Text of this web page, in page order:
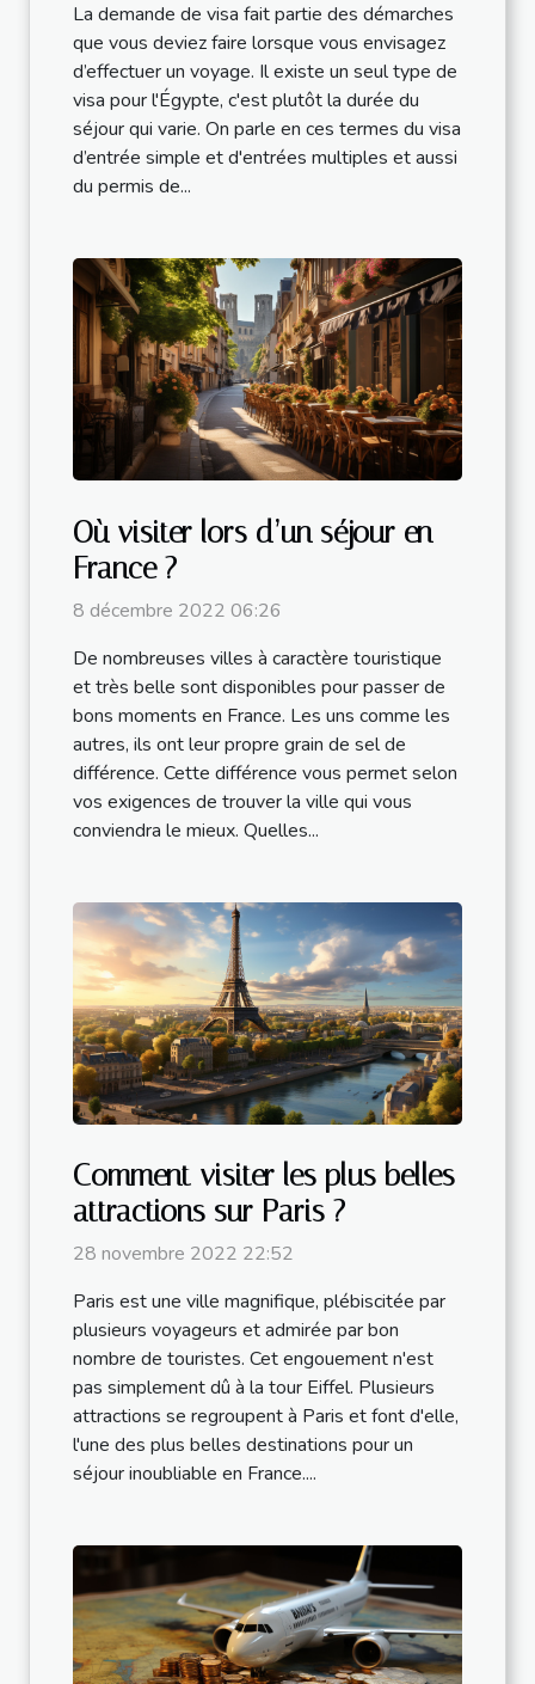
La demande de visa fait partie des démarches
que vous deviez faire lorsque vous envisagez
d’effectuer un voyage. Il existe un seul type de
visa pour l'Égypte, c'est plutôt la durée du
séjour qui varie. On parle en ces termes du visa
d’entrée simple et d'entrées multiples et aussi
du permis de...
Où visiter lors d’un séjour en
France ?
8 décembre 2022 06:26
De nombreuses villes à caractère touristique
et très belle sont disponibles pour passer de
bons moments en France. Les uns comme les
autres, ils ont leur propre grain de sel de
différence. Cette différence vous permet selon
vos exigences de trouver la ville qui vous
conviendra le mieux. Quelles...
Comment visiter les plus belles
attractions sur Paris ?
28 novembre 2022 22:52
Paris est une ville magnifique, plébiscitée par
plusieurs voyageurs et admirée par bon
nombre de touristes. Cet engouement n'est
pas simplement dû à la tour Eiffel. Plusieurs
attractions se regroupent à Paris et font d'elle,
l'une des plus belles destinations pour un
séjour inoubliable en France....